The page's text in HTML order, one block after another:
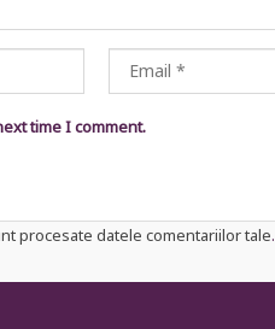
time I comment.
procesate datele comentariilor tale.